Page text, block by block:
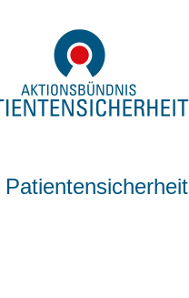
Patientensicherheit